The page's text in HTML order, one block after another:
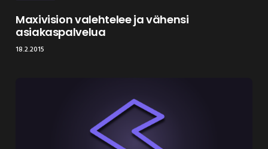
Maxivision valehtelee ja vähensi
asiakaspalvelua
18.2.2015